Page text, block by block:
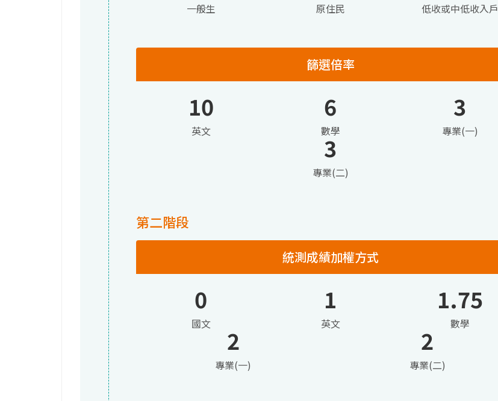
一般生 原住民 低收或中低收入戶
篩選倍率
10
英文
6
數學
3
專業(一)
3
專業(二)
第二階段
統測成績加權方式
0
國文
1
英文
1.75
數學
2
專業(一)
2
專業(二)